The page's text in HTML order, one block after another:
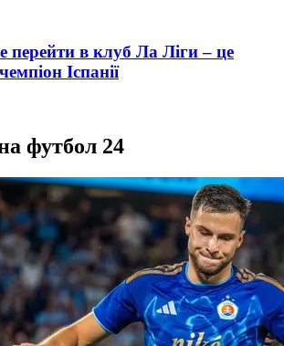
в клуб Ла Ліги – це
Іспанії
футбол 24